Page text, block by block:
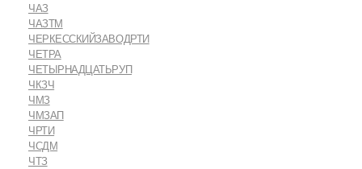
ЧАЗ
ЧАЗТМ
ЧЕРКЕССКИЙЗАВОДРТИ
ЧЕТРА
ЧЕТЫРНАДЦАТЬРУП
ЧКЗЧ
ЧМЗ
ЧМЗАП
ЧРТИ
ЧСДМ
ЧТЗ